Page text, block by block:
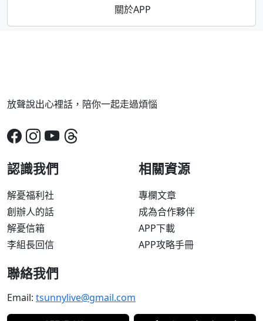
關於APP
放聲說出心裡話，陪你一起走過煩惱
認識我們
解憂福利社
創辦人的話
解憂信箱
李組長回信
相關資源
專欄文章
成為合作夥伴
APP下載
APP攻略手冊
聯絡我們
Email: tsunnylive@gmail.com